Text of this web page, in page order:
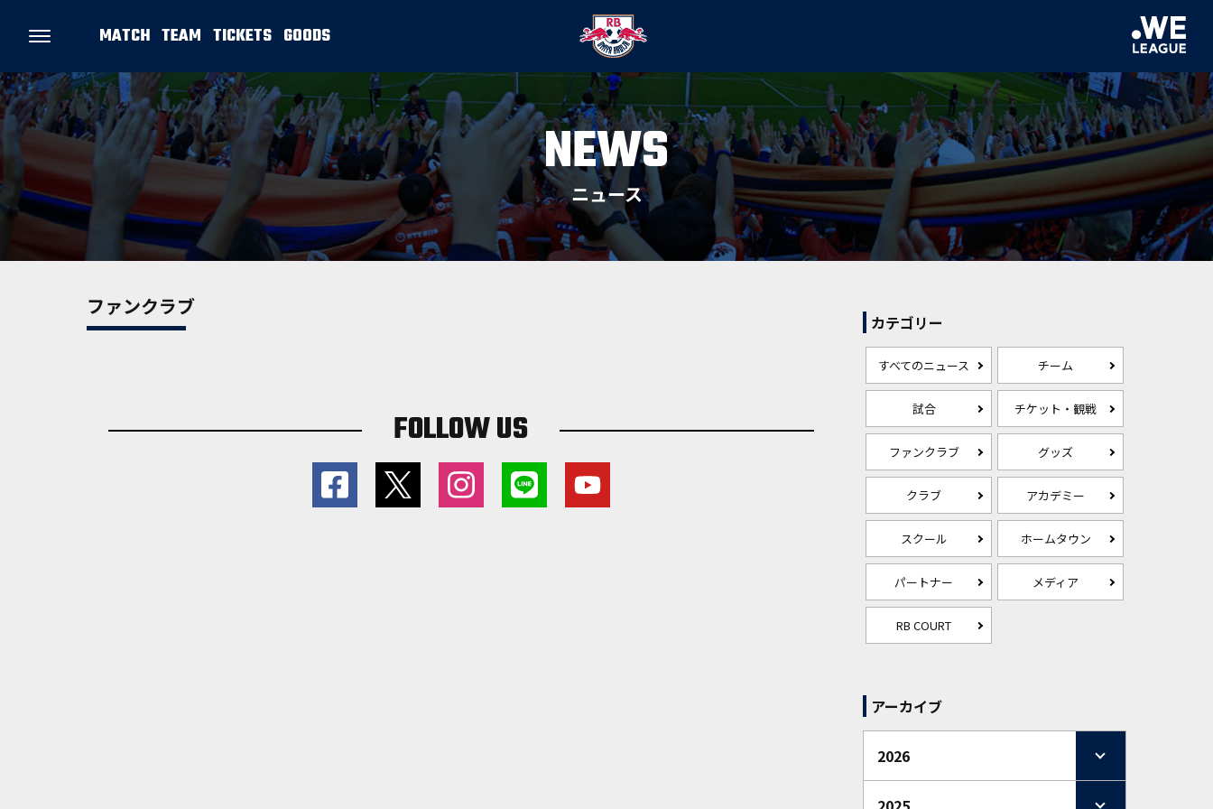
MATCH TEAM TICKETS GOODS
NEWS
ニュース
ファンクラブ
FOLLOW US
カテゴリー
すべてのニュース チーム
試合 チケット・観戦
ファンクラブ グッズ
クラブ アカデミー
スクール ホームタウン
パートナー メディア
RB COURT
アーカイブ
2026